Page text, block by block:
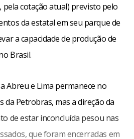
pela cotação atual) previsto pelo
da estatal em seu parque de
a capacidade de produção de
Brasil.
Abreu e Lima permanece no
da Petrobras, mas a direção da
de estar inconcluída pesou nas
que foram encerradas em